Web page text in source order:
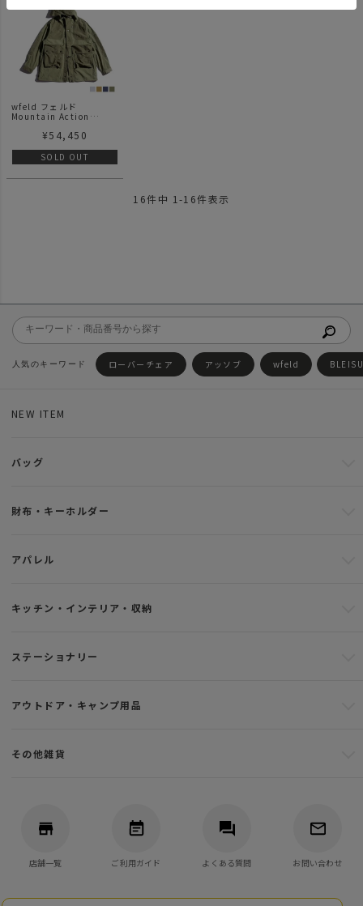
wfeld フェルド
Mountain Action
¥54,450
SOLD OUT
16件中 1 -16件表示
ローバーチェア アッソブ wfeld
NEW ITEM
バッグ
財布・キーホルダー
アパレル
キッチン・インテリア・収納
ステーショナリー
アウトドア・キャンプ用品
その他雑貨
店舗一覧 ご利用ガイド よくある質問 お問い合わせ